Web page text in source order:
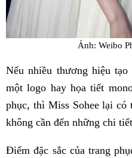
Ảnh: Weibo
Nếu nhiều thương hiệu
một logo hay họa tiết
phục, thì Miss Sohee lại có
không cần đến những chi
Điểm đặc sắc của trang